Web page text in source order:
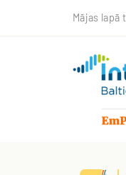
galveno
Mājas